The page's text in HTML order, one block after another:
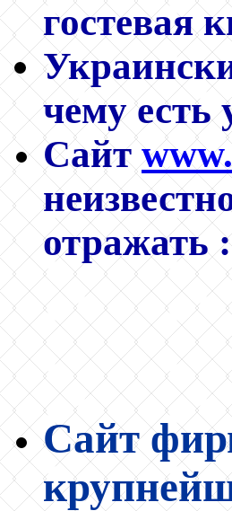
гостевая
чему есть
Сайт
отражать
Сайт